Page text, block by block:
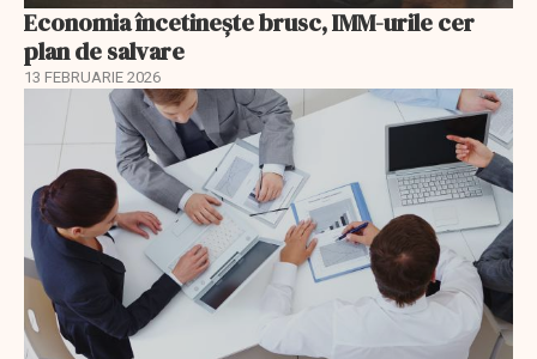
Economia încetinește brusc, IMM-urile cer
plan de salvare
13 FEBRUARIE 2026